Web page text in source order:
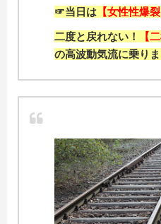
☞当日は 【女性性爆
二度と戻れない！
【
の高波動気流に乗り